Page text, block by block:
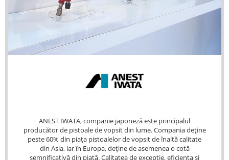
ANEST IWATA, companie japoneză este principalul
producător de pistoale de vopsit din lume. Compania deține
peste 60% din piața pistoalelor de vopsit de înaltă calitate
din Asia, iar în Europa, deține de asemenea o cotă
semnificativă din piață. Calitatea de excepție, eficiența și